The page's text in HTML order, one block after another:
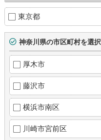
東京都
神奈川県の市区町村を選択
厚木市
藤沢市
横浜市南区
川崎市宮前区